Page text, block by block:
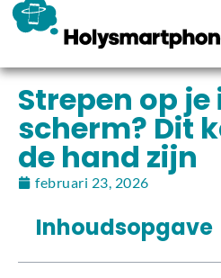
Strepen op je
scherm? Dit
de hand zijn
februari 23, 2026
Inhoudsopgave